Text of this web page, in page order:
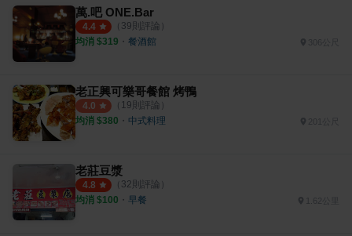
萬.吧 ONE.Bar
4.4 （ 39則評論）
均消 $319 ・ 餐酒館
老正興可樂哥餐館 烤鴨
4.0 （ 19則評論）
均消 $380 ・ 中式料理
老莊豆漿
4.8 （ 32則評論）
均消 $100 ・ 早餐